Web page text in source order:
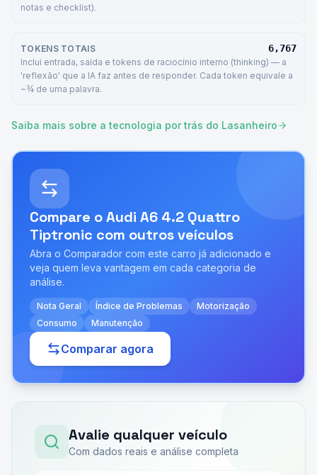
notas e checklist).
TOKENS TOTAIS 6,767
Inclui entrada, saída e tokens de raciocínio interno (thinking) — a
'reflexão' que a IA faz antes de responder. Cada token equivale a
~¾ de uma palavra.
Saiba mais sobre a tecnologia por trás do Lasanheiro
Compare oAudi A6 4.2 Quattro
Tiptronic com outros veículos
Abra o Comparador com este carro já adicionado e
veja quem leva vantagem em cada categoria de
análise.
Nota Geral Índice de Problemas
Motorização
Consumo
Manutenção
Comparar agora
Avalie qualquer veículo
Com dados reais e análise completa